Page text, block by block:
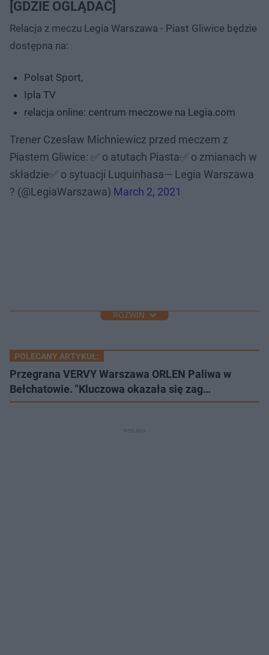
[GDZIE OGLĄDAĆ]
Relacja z meczu Legia Warszawa - Piast Gliwice będzie
dostępna na:
Polsat Sport,
Ipla TV
relacja online: centrum meczowe na Legia.com
Trener Czesław Michniewicz przed meczem z
Piastem Gliwice: ✅ o atutach Piasta✅ o zmianach w
składzie✅ o sytuacji Luquinhasa— Legia Warszawa
? (@LegiaWarszawa) March 2, 2021
ROZWIŃ
POLECANY ARTYKUŁ:
Przegrana VERVY Warszawa ORLEN Paliwa w
Bełchatowie. "Kluczowa okazała się zag…